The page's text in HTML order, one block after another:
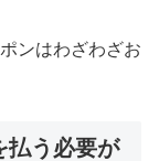
ンはわざわざお
払う必要が